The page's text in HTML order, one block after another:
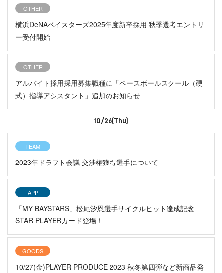
OTHER
横浜DeNAベイスターズ2025年度新卒採用 秋季選考エントリ
ー受付開始
OTHER
アルバイト採用採用募集職種に「ベースボールスクール（硬
式）指導アシスタント」追加のお知らせ
10/26(Thu)
TEAM
2023年ドラフト会議 交渉権獲得選手について
APP
「MY BAYSTARS」松尾汐恩選手サイクルヒット達成記念
STAR PLAYERカード登場！
GOODS
10/27(金)PLAYER PRODUCE 2023 秋冬第四弾など新商品発